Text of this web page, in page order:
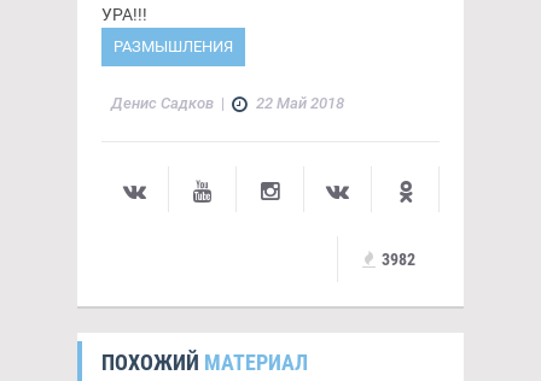
УРА!!!
РАЗМЫШЛЕНИЯ
Денис Садков | 22 Май 2018
3982
ПОХОЖИЙ МАТЕРИАЛ